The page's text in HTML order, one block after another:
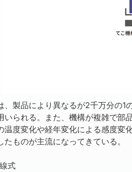
製品により異なるが2千万分の1
いられる。また、機構が複雑で部
温度変化や経年変化による感度
たものが主流になってきている。
式